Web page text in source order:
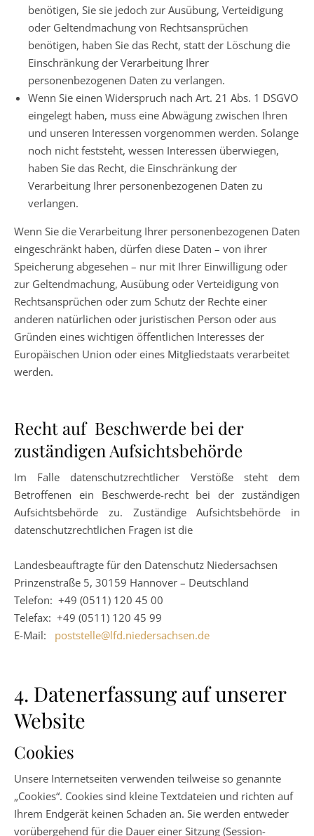
benötigen, Sie sie jedoch zur Ausübung, Verteidigung
oder Geltendmachung von Rechtsansprüchen
benötigen, haben Sie das Recht, statt der Löschung die
Einschränkung der Verarbeitung Ihrer
personenbezogenen Daten zu verlangen.
Wenn Sie einen Widerspruch nach Art. 21 Abs. 1 DSGVO
eingelegt haben, muss eine Abwägung zwischen Ihren
und unseren Interessen vorgenommen werden. Solange
noch nicht feststeht, wessen Interessen überwiegen,
haben Sie das Recht, die Einschränkung der
Verarbeitung Ihrer personenbezogenen Daten zu
verlangen.
Wenn Sie die Verarbeitung Ihrer personenbezogenen Daten
eingeschränkt haben, dürfen diese Daten – von ihrer
Speicherung abgesehen – nur mit Ihrer Einwilligung oder
zur Geltendmachung, Ausübung oder Verteidigung von
Rechtsansprüchen oder zum Schutz der Rechte einer
anderen natürlichen oder juristischen Person oder aus
Gründen eines wichtigen öffentlichen Interesses der
Europäischen Union oder eines Mitgliedstaats verarbeitet
werden.
Recht auf Beschwerde bei der
zuständigen Aufsichtsbehörde
Im Falle datenschutzrechtlicher Verstöße steht dem
Betroffenen ein Beschwerde-recht bei der zuständigen
Aufsichtsbehörde zu. Zuständige Aufsichtsbehörde in
datenschutzrechtlichen Fragen ist die
Landesbeauftragte für den Datenschutz Niedersachsen
Prinzenstraße 5, 30159 Hannover – Deutschland
Telefon: +49 (0511) 120 45 00
Telefax: +49 (0511) 120 45 99
E-Mail: poststelle@lfd.niedersachsen.de
4. Datenerfassung auf unserer
Website
Cookies
Unsere Internetseiten verwenden teilweise so genannte
„Cookies“. Cookies sind kleine Textdateien und richten auf
Ihrem Endgerät keinen Schaden an. Sie werden entweder
vorübergehend für die Dauer einer Sitzung (Session-